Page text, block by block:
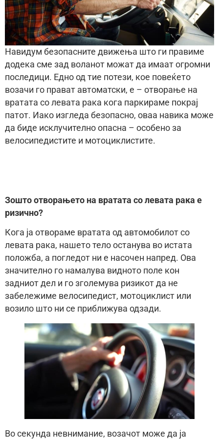
Навидум безопасните движења што ги правиме
додека сме зад воланот можат да имаат огромни
последици. Едно од тие потези, кое повеќето
возачи го прават автоматски, е – отворање на
вратата со левата рака кога паркираме покрај
патот. Иако изгледа безопасно, оваа навика може
да биде исклучително опасна – особено за
велосипедистите и мотоциклистите.
Зошто отворањето на вратата со левата рака е
ризично?
Кога ја отвораме вратата од автомобилот со
левата рака, нашето тело останува во истата
положба, а погледот ни е насочен напред. Ова
значително го намалува видното поле кон
задниот дел и го зголемува ризикот да не
забележиме велосипедист, мотоциклист или
возило што ни се приближува одзади.
Во секунда невнимание, возачот може да ја